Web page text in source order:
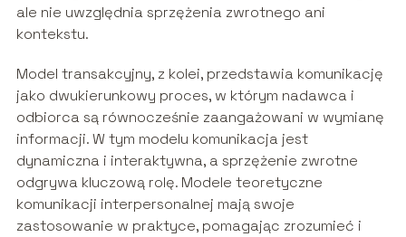
ale nie uwzględnia sprzężenia zwrotnego ani
kontekstu.
Model transakcyjny, z kolei, przedstawia komunikację
jako dwukierunkowy proces, w którym nadawca i
odbiorca są równocześnie zaangażowani w wymianę
informacji. W tym modelu komunikacja jest
dynamiczna i interaktywna, a sprzężenie zwrotne
odgrywa kluczową rolę. Modele teoretyczne
komunikacji interpersonalnej mają swoje
zastosowanie w praktyce, pomagając zrozumieć i